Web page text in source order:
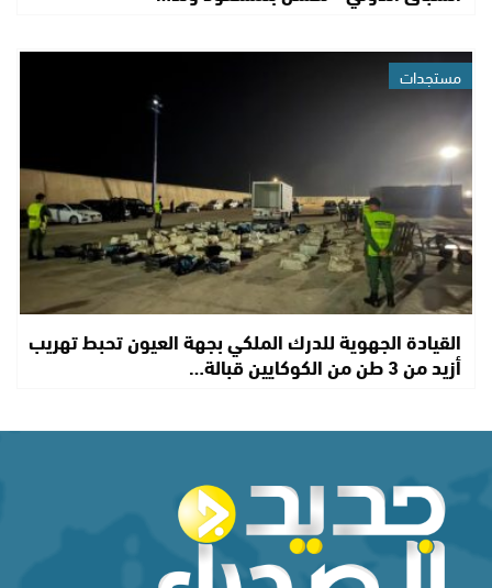
مستجدات
القيادة الجهوية للدرك الملكي بجهة العيون تحبط تهريب
أزيد من 3 طن من الكوكايين قبالة…